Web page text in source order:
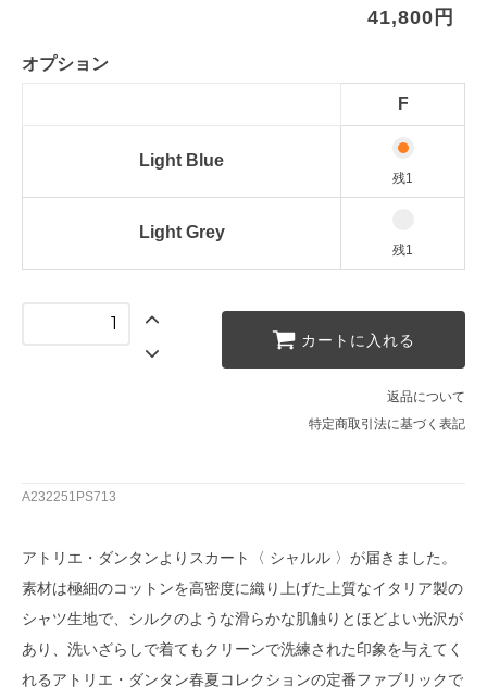
41,800円
オプション
F
Light Blue
残1
Light Grey
残1
カートに入れる
返品について
特定商取引法に基づく表記
A232251PS713
アトリエ・ダンタンよりスカート〈 シャルル 〉が届きました。
素材は極細のコットンを高密度に織り上げた上質なイタリア製の
シャツ生地で、シルクのような滑らかな肌触りとほどよい光沢が
あり、洗いざらしで着てもクリーンで洗練された印象を与えてく
れるアトリエ・ダンタン春夏コレクションの定番ファブリックで